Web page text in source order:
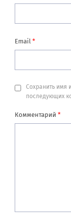
Email *
Сохранить имя
последующих
Комментарий *